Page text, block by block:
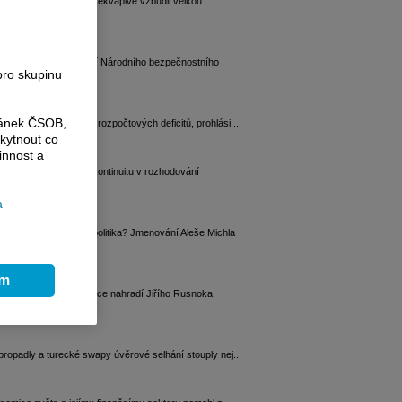
Přísně tajné. Řízení Národního bezpečnostního
vládu ve snižování rozpočtových deficitů, prohlási...
představovat diskontinuitu v rozhodování
se změní měnová politika? Jmenování Aleše Michla
Ve funkci od července nahradí Jiřího Rusnoka,
a turecké swapy úvěrové selhání stouply nej...
skupinu
ČSOB,
co
a